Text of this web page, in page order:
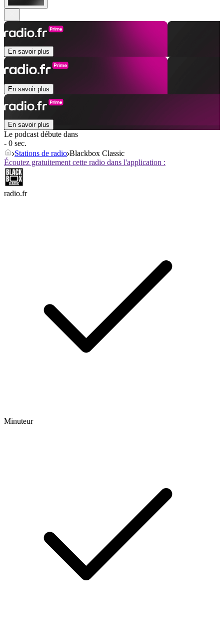
En savoir plus
En savoir plus
En savoir plus
Le podcast débute dans
- 0 sec.
Stations de radio Blackbox Classic
Écoutez gratuitement cette radio dans l'application :
radio.fr
Minuteur